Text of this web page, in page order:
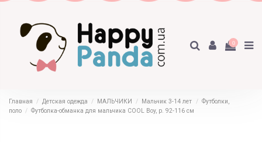
0
Главная Детская одежда МАЛЬЧИКИ Мальчик 3-14 лет
Футболки,
поло
Футболка-обманка для мальчика COOL Boy, р. 92-116 см